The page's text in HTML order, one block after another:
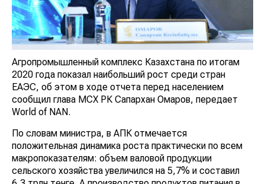
Агропромышленный комплекс Казахстана по итогам
2020 года показал наибольший рост среди стран
ЕАЭС, об этом в ходе отчета перед населением
сообщил глава МСХ РК Сапархан Омаров, передает
World of NAN.
По словам министра, в АПК отмечается
положительная динамика роста практически по всем
макропоказателям: объем валовой продукции
сельского хозяйства увеличился на 5,7% и составил